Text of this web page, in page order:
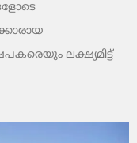
ലക്ഷ്യമിട്ട്